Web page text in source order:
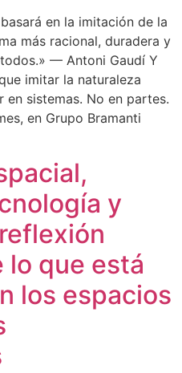
en la imitación de la
más racional, duradera y
— Antoni Gaudí Y
imitar la naturaleza
sistemas. No en partes.
en Grupo Bramanti
y
lo que está
los espacios